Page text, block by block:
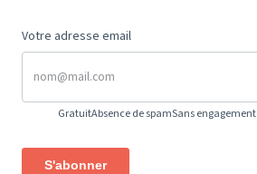
Votre adresse email
GratuitAbsence de spamSans engagement
S'abonner